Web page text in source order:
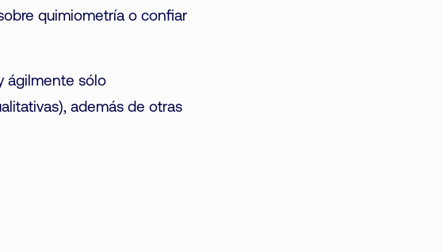
quimiometría o confiar
ágilmente sólo
además de otras